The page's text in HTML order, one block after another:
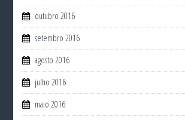
outubro 2016
setembro 2016
agosto 2016
julho 2016
maio 2016